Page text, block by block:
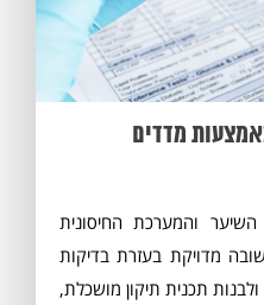
מדדים
והמערכת החיסונית
מדויקת בעזרת בדיקות
תכנית תיקון מושכלת,